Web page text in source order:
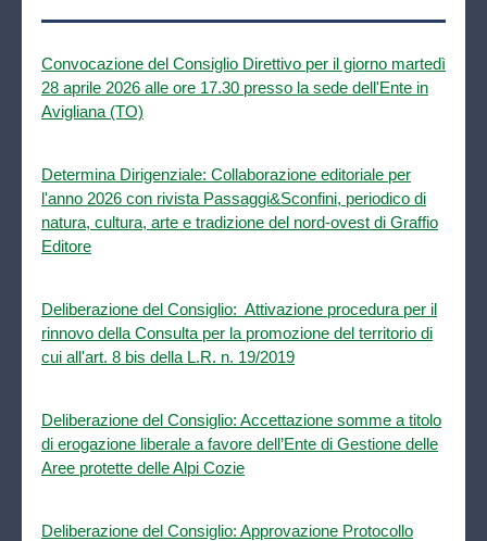
Convocazione del Consiglio Direttivo per il giorno martedì
28 aprile 2026 alle ore 17.30 presso la sede dell'Ente in
Avigliana (TO)
Determina Dirigenziale: Collaborazione editoriale per
l'anno 2026 con rivista Passaggi&Sconfini, periodico di
natura, cultura, arte e tradizione del nord-ovest di Graffio
Editore
Deliberazione del Consiglio: Attivazione procedura per il
rinnovo della Consulta per la promozione del territorio di
cui all'art. 8 bis della L.R. n. 19/2019
Deliberazione del Consiglio: Accettazione somme a titolo
di erogazione liberale a favore dell’Ente di Gestione delle
Aree protette delle Alpi Cozie
Deliberazione del Consiglio: Approvazione Protocollo